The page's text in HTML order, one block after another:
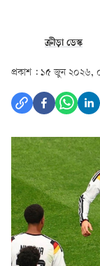
ক্রীড়া ডেস্ক
প্রকাশ : ১৫ জুন ২০২৬,